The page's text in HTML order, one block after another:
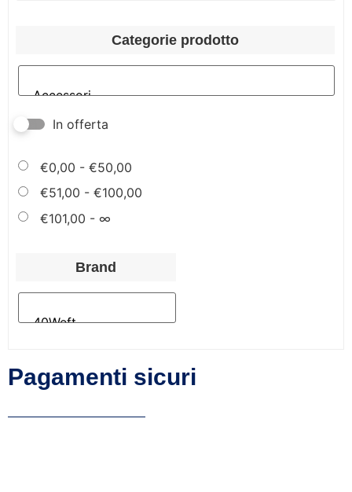
Categorie prodotto
In offerta
€0,00 - €50,00
€51,00 - €100,00
€101,00 - ∞
Brand
Pagamenti sicuri